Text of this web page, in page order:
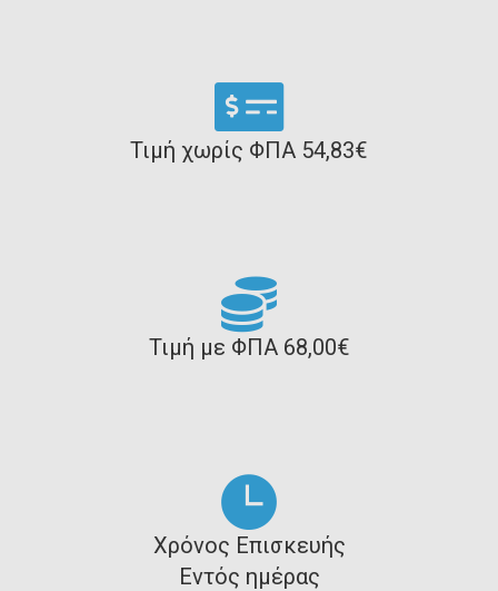
Τιμή χωρίς ΦΠΑ 54,83€
Τιμή με ΦΠΑ 68,00€
Χρόνος Επισκευής
Εντός ημέρας